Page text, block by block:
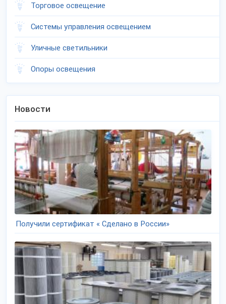
Торговое освещение
Системы управления освещением
Уличные светильники
Опоры освещения
Новости
Получили сертификат « Сделано в России»